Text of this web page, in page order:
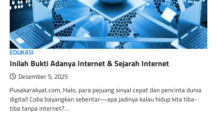
EDUKASI
Inilah Bukti Adanya Internet & Sejarah Internet
Desember 5, 2025
Pusakarakyat.com, Halo, para pejuang sinyal cepat dan pencinta dunia
digital! Coba bayangkan sebentar—apa jadinya kalau hidup kita tiba-
tiba tanpa internet?…